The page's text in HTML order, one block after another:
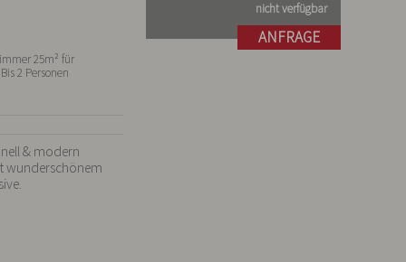
25m² für
2 Personen
& modern
wunderschönem
nicht verfügbar
ANFRAGE